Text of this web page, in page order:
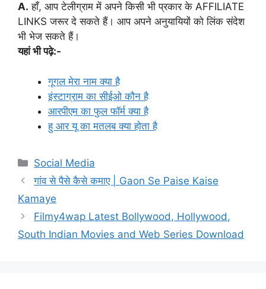
A. हाँ, आप टेलीग्राम में अपने किसी भी प्रकार के AFFILIATE
LINKS जरूर दे सकते हैं। आप अपने अनुयायियों को लिंक संदेश
भी भेज सकते हैं।
यहां भी पढ़े:-
गूगल मेरा नाम क्या है
इंस्टाग्राम का सीईओ कौन है
आरपीएम का फुल फॉर्म क्या है
हु आर यू का मतलब क्या होता है
Categories
Social Media
गांव से पैसे कैसे कमाए | Gaon Se Paise Kaise
Kamaye
Filmy4wap Latest Bollywood, Hollywood,
South Indian Movies and Web Series Download